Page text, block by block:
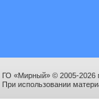
ГО «Мирный» © 2005-2026
При использовании